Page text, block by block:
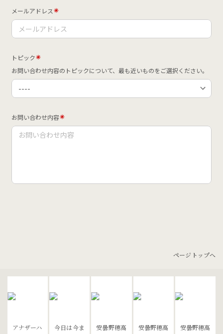
ページトップへ
アナザーハ
今日は今ま
安曇野穂高
安曇野穂高
安曇野穂高